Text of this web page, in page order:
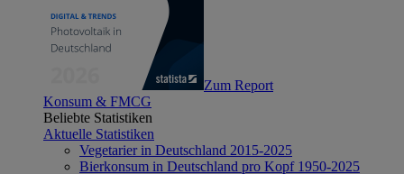
Zum Report
Konsum & FMCG
Beliebte Statistiken
Aktuelle Statistiken
Vegetarier in Deutschland 2015-2025
Bierkonsum in Deutschland pro Kopf 1950-2025